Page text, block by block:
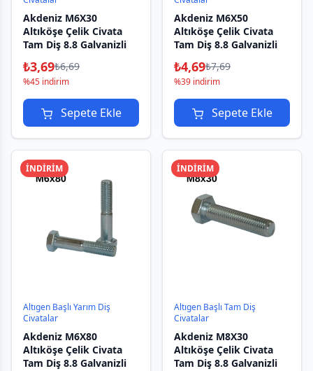
Akdeniz M6X30
Altıköşe Çelik Civata
Tam Diş 8.8 Galvanizli
₺3,69₺6,69
%45 indirim
Sepete Ekle
Akdeniz M6X50
Altıköşe Çelik Civata
Tam Diş 8.8 Galvanizli
₺4,69₺7,69
%39 indirim
Sepete Ekle
İNDİRİM
Altıgen Başlı Yarım Diş
Civatalar
Akdeniz M6X80
Altıköşe Çelik Civata
Tam Diş 8.8 Galvanizli
İNDİRİM
Altıgen Başlı Tam Diş
Civatalar
Akdeniz M8X30
Altıköşe Çelik Civata
Tam Diş 8.8 Galvanizli